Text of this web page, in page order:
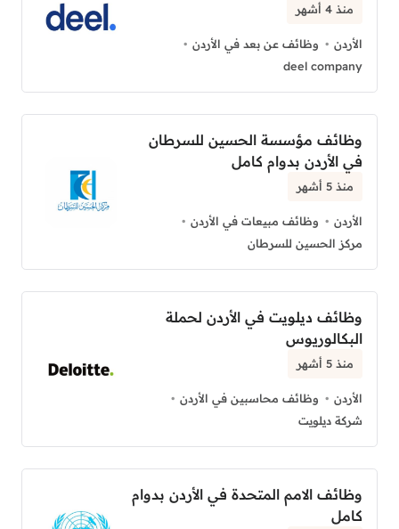
منذ 4 أشهر
الأردن
وظائف عن بعد في الأردن
deel company
وظائف مؤسسة الحسين للسرطان
في الأردن بدوام كامل
منذ 5 أشهر
الأردن
وظائف مبيعات في الأردن
مركز الحسين للسرطان
وظائف ديلويت في الأردن لحملة
البكالوريوس
منذ 5 أشهر
الأردن
وظائف محاسبين في الأردن
شركة ديلويت
وظائف الامم المتحدة في الأردن بدوام
كامل